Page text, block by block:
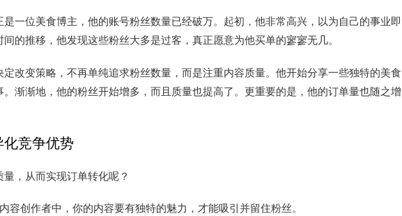
一位美食博主，他的账号粉丝数量已经破万。起初，他非常高兴，以为自己的事业即
的推移，他发现这些粉丝大多是过客，真正愿意为他买单的寥寥无几。
改变策略，不再单纯追求粉丝数量，而是注重内容质量。他开始分享一些独特的美食
渐渐地，他的粉丝开始增多，而且质量也提高了。更重要的是，他的订单量也随之增
竞争优势
，从而实现订单转化呢？
容创作者中，你的内容要有独特的魅力，才能吸引并留住粉丝。